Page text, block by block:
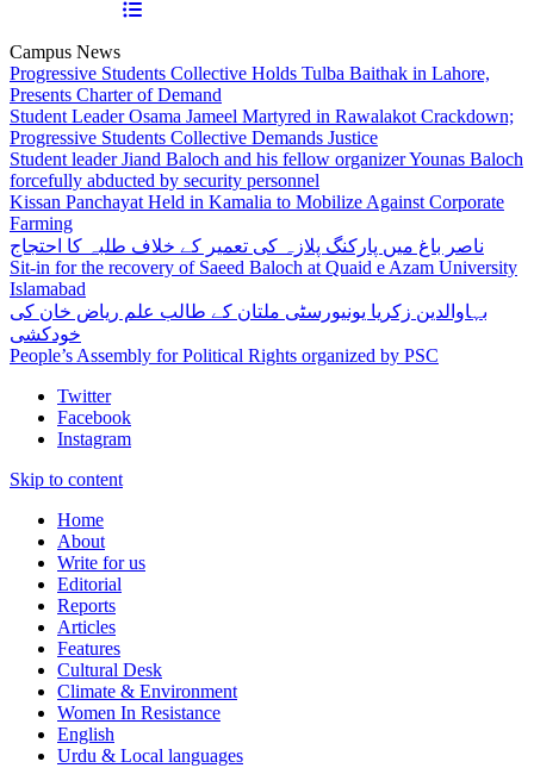
Campus News
Progressive Students Collective Holds Tulba Baithak in Lahore,
Presents Charter of Demand
Student Leader Osama Jameel Martyred in Rawalakot Crackdown;
Progressive Students Collective Demands Justice
Student leader Jiand Baloch and his fellow organizer Younas Baloch
forcefully abducted by security personnel
Kissan Panchayat Held in Kamalia to Mobilize Against Corporate
Farming
ناصر باغ میں پارکنگ پلازہ کی تعمیر کے خلاف طلبہ کا احتجاج
Sit-in for the recovery of Saeed Baloch at Quaid e Azam University
Islamabad
بہاوالدین زکریا یونیورسٹی ملتان کے طالب علم ریاض خان کی
خودکشی
People’s Assembly for Political Rights organized by PSC
Twitter
Facebook
Instagram
Skip to content
Home
About
Write for us
Editorial
Reports
Articles
Features
Cultural Desk
Climate & Environment
Women In Resistance
English
Urdu & Local languages